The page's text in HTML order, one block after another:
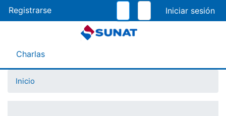
al
contenido
Registrarse
Menú Asistente
Charlas
Inicio